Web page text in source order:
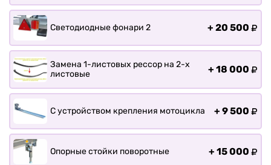
Светодиодные фонари 2 + 20 500
Замена 1-листовых рессор на 2-х
листовые
+ 18 000
С устройством крепления мотоцикла + 9 500
Опорные стойки поворотные + 15 000